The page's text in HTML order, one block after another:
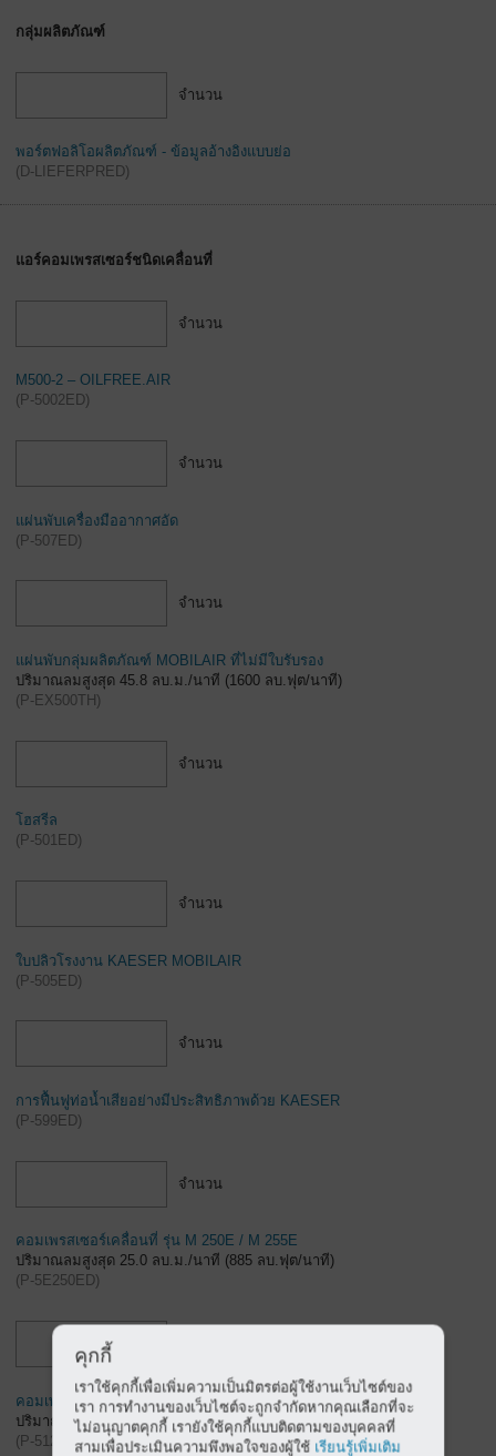
กลุ่มผลิตภัณฑ์
จำนวน
พอร์ตฟอลิโอผลิตภัณฑ์ - ข้อมูลอ้างอิงแบบย่อ
(D-LIEFERPRED)
แอร์คอมเพรสเซอร์ชนิดเคลื่อนที่
จำนวน
M500-2 – OILFREE.AIR
(P-5002ED)
จำนวน
แผ่นพับเครื่องมืออากาศอัด
(P-507ED)
จำนวน
แผ่นพับกลุ่มผลิตภัณฑ์ MOBILAIR ที่ไม่มีใบรับรอง
ปริมาณลมสูงสุด 45.8 ลบ.ม./นาที (1600 ลบ.ฟุต/นาที)
(P-EX500TH )
จำนวน
โฮสรีล
(P-501ED)
จำนวน
ใบปลิวโรงงาน KAESER MOBILAIR
(P-505ED)
จำนวน
การฟื้นฟูท่อน้ำเสียอย่างมีประสิทธิภาพด้วย KAESER
(P-599ED)
จำนวน
คอมเพรสเซอร์เคลื่อนที่ รุ่น M 250E / M 255E
ปริมาณลมสูงสุด 25.0 ลบ.ม./นาที (885 ลบ.ฟุต/นาที)
(P-5E250ED)
คอมเพรสเซอร์เคลื่อนที่ ซีรีส์ M120
ปริมาณลมสูงสุด 12.2 ลบ.ม./นาที (430 ลบ.ฟุต/นาที)
(P-5120TH)
คุกกี้
เราใช้คุกกี้เพื่อเพิ่มความเป็นมิตรต่อผู้ใช้งานเว็บไซต์ของ
เรา การทำงานของเว็บไซต์จะถูกจำกัดหากคุณเลือกที่จะ
ไม่อนุญาตคุกกี้ เรายังใช้คุกกี้แบบติดตามของบุคคลที่
สามเพื่อประเมินความพึงพอใจของผู้ใช้ เรียนรู้เพิ่มเติม